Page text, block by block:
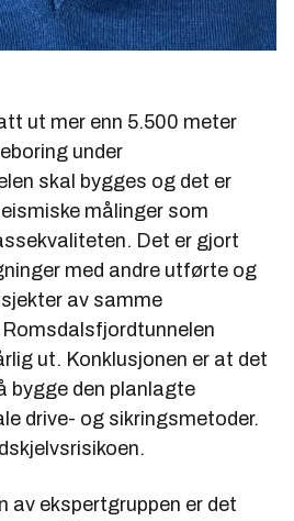
ut mer enn 5.500 meter
under
skal bygges og det er
målinger som
Det er gjort
med andre utførte og
av samme
ut. Konklusjonen er at det
bygge den planlagte
drive- og sikringsmetoder.
av ekspertgruppen er det